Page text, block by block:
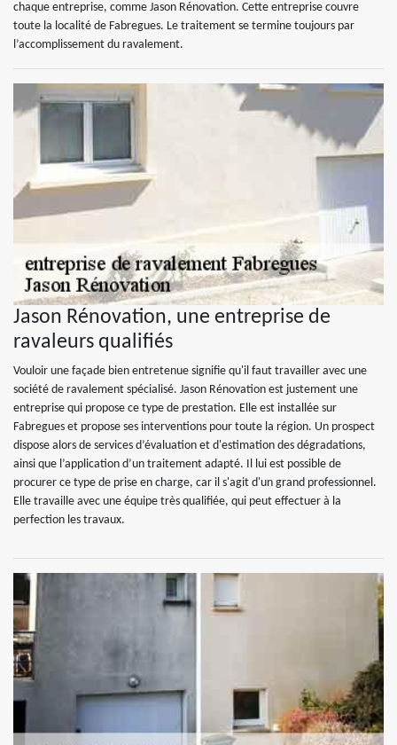
chaque entreprise, comme Jason Rénovation. Cette entreprise couvre
toute la localité de Fabregues. Le traitement se termine toujours par
l’accomplissement du ravalement.
Jason Rénovation, une entreprise de
ravaleurs qualifiés
Vouloir une façade bien entretenue signifie qu'il faut travailler avec une
société de ravalement spécialisé. Jason Rénovation est justement une
entreprise qui propose ce type de prestation. Elle est installée sur
Fabregues et propose ses interventions pour toute la région. Un prospect
dispose alors de services d’évaluation et d'estimation des dégradations,
ainsi que l’application d’un traitement adapté. Il lui est possible de
procurer ce type de prise en charge, car il s'agit d'un grand professionnel.
Elle travaille avec une équipe très qualifiée, qui peut effectuer à la
perfection les travaux.